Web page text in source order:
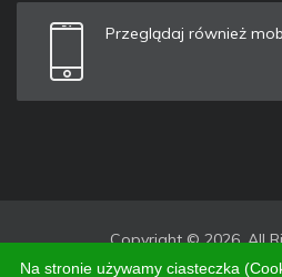
Przeglądaj również
Copyright © 2026. All
Na stronie używamy ciasteczka